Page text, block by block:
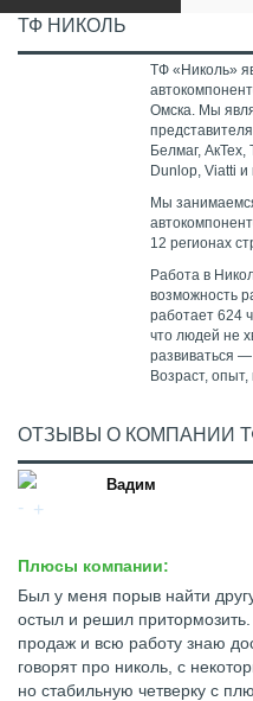
ТФ НИКОЛЬ
ТФ «Николь»
Омска. Мы
Белмаг,
Dunlop, Viatti и
Мы
12 регионах
Работа в
возможность
работает 624
что людей не
развиваться
Возраст,
ОТЗЫВЫ О КОМПАНИИ
Вадим
Плюсы компании:
Был у меня порыв найти
остыл и решил притормозить.
продаж и всю работу знаю
говорят про николь, с
но стабильную четверку с